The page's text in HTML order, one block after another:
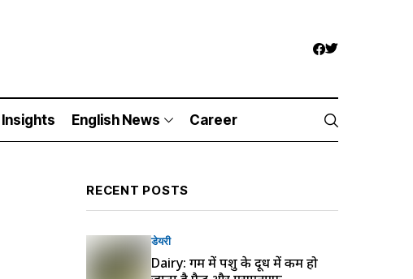
Insights English News Career
RECENT POSTS
डेयरी
Dairy: गर्मी में पशु के दूध में कम हो